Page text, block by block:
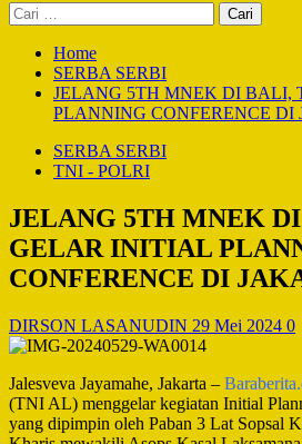
Cari
untuk:
Home
SERBA SERBI
JELANG 5TH MNEK DI BALI,
PLANNING CONFERENCE DI
SERBA SERBI
TNI - POLRI
JELANG 5TH MNEK
GELAR INITIAL
CONFERENCE DI
DIRSON LASANUDIN 29 Mei 2024 0
Jalesveva Jayamahe, Jakarta –
(TNI AL) menggelar kegiatan Initial
yang dipimpin oleh Paban 3 Lat Sopsal